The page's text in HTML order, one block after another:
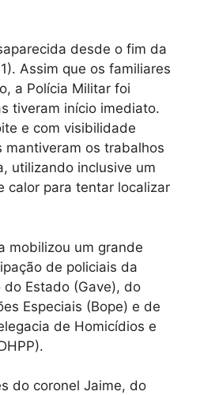
desde o fim da
Assim que os familiares
a Polícia Militar foi
tiveram início imediato.
e com visibilidade
mantiveram os trabalhos
utilizando inclusive um
calor para tentar localizar
mobilizou um grande
de policiais da
do Estado (Gave), do
Especiais (Bope) e de
de Homicídios e
do coronel Jaime, do